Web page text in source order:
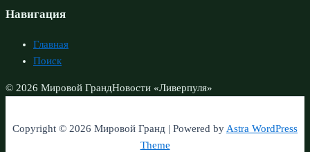
Навигация
Главная
Поиск
© 2026 Мировой ГрандНовости «Ливерпуля»
Copyright © 2026 Мировой Гранд | Powered byAstra WordPress
Theme